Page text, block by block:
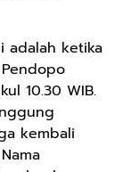
adalah ketika
10.30 WIB.
kembali